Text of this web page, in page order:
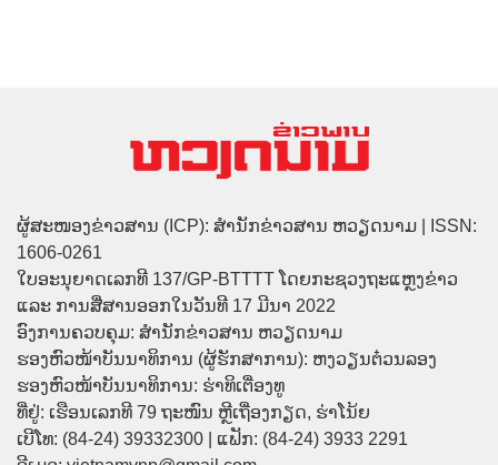
ຜູ້ສະໜອງຂ່າວສານ (ICP): ສຳນັກຂ່າວສານ ຫວຽດນາມ | ISSN:
1606-0261
ໃບອະນຸຍາດເລກທີ 137/GP-BTTTT ໂດຍກະຊວງຖະແຫຼງຂ່າວ
ແລະ ການສື່ສານອອກໃນວັນທີ 17 ມີນາ 2022
ອົງການຄວບຄຸມ: ສຳນັກຂ່າວສານ ຫວຽດນາມ
ຮອງຫົວໜ້າບັນນາທິການ (ຜູ້ຮັກສາການ): ຫງວຽນຕ໋ວນລອງ
ຮອງຫົວໜ້າບັນນາທິການ: ຮ່າທິເຕື່ອງທູ
ທີ່ຢູ່: ເຮືອນເລກທີ 79 ຖະໜົນ ຫຼີເຖື່ອງກຽດ, ຮ່າໂນ້ຍ
ເບີໂທ: (84-24) 39332300 | ແຟັກ: (84-24) 3933 2291